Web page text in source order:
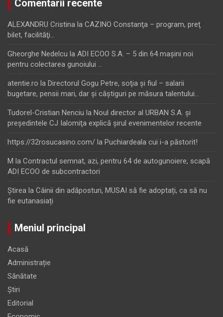
Comentarii recente
ALEXANDRU Cristina la CAZINO Constanţa – program, preţ
bilet, facilităţi…
Gheorghe Nedelcu la ADI ECOO S.A. – 5 din 64 maşini noi
pentru colectarea gunoiului …
atentie.ro la Directorul Gogu Petre, soţia şi fiul – salarii
bugetare, pensii mari, dar şi câştiguri pe măsura talentului…
Tudorel-Cristian Nenciu la Noul director al URBAN S.A. şi
preşedintele CJ Ialomiţa explică şirul evenimentelor recente
https://32rosucasino.com/ la Puchiardeala cui i-a păstorit!
M la Contractul semnat, azi, pentru 64 de autogunoiere, scapă
ADI ECOO de subcontractori
Ştirea la Câinii din adăposturi, MUSAI să fie adoptați, ca să nu
fie eutanasiați
Meniul principal
Acasă
Administrație
Sănătate
Știri
Editorial